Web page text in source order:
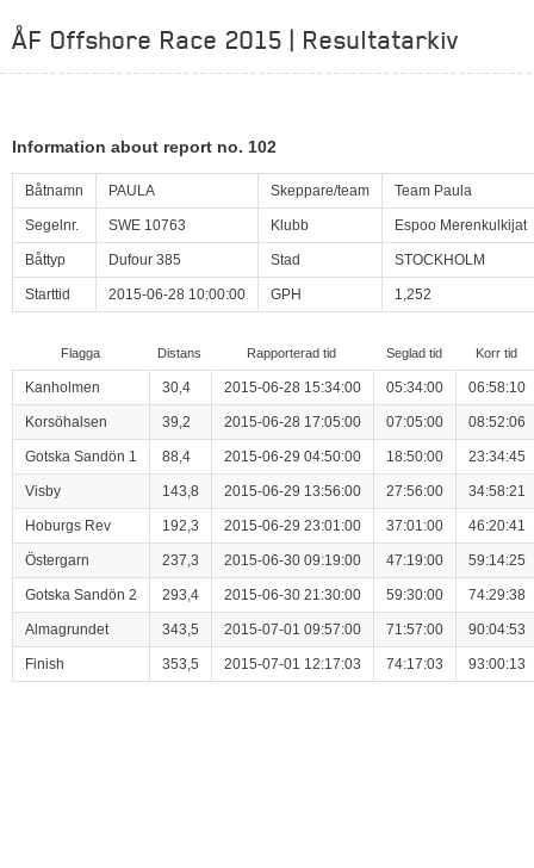
ÅF Offshore Race 2015 | Resultatarkiv
Information about report no. 102
Båtnamn PAULA Skeppare/team Team Paula
Segelnr. SWE 10763 Klubb Espoo Merenkulkijat
Båttyp Dufour 385 Stad STOCKHOLM
Starttid 2015-06-28 10:00:00 GPH 1,252
Flagga Distans Rapporterad tid Seglad tid Korr tid
Kanholmen 30,4 2015-06-28 15:34:00 05:34:00 06:58:10
Korsöhalsen 39,2 2015-06-28 17:05:00 07:05:00 08:52:06
Gotska Sandön 1 88,4 2015-06-29 04:50:00 18:50:00 23:34:45
Visby 143,8 2015-06-29 13:56:00 27:56:00 34:58:21
Hoburgs Rev 192,3 2015-06-29 23:01:00 37:01:00 46:20:41
Östergarn 237,3 2015-06-30 09:19:00 47:19:00 59:14:25
Gotska Sandön 2 293,4 2015-06-30 21:30:00 59:30:00 74:29:38
Almagrundet 343,5 2015-07-01 09:57:00 71:57:00 90:04:53
Finish 353,5 2015-07-01 12:17:03 74:17:03 93:00:13